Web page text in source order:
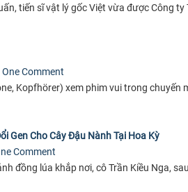
tiến sĩ vật lý gốc Việt vừa được Công ty
One Comment
Kopfhörer) xem phim vui trong chuyến
Gen Cho Cây Đậu Nành Tại Hoa Kỳ
Comment
đồng lúa khắp nơi, cô Trần Kiều Nga,